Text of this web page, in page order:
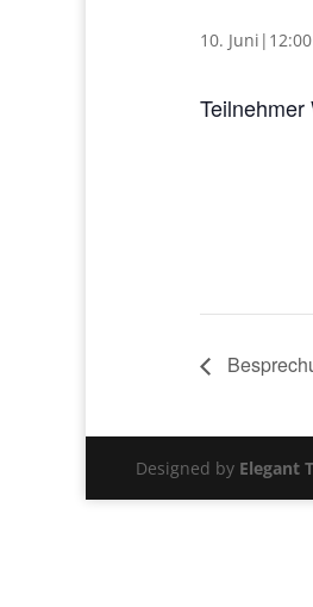
10. Juni|12:00
Designed by Elegant